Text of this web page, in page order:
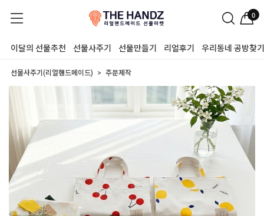
0
이달의 선물추천 선물사주기 선물만들기 리얼후기 우리동네 공방찾기
선물사주기(리얼핸드메이드) 주문제작